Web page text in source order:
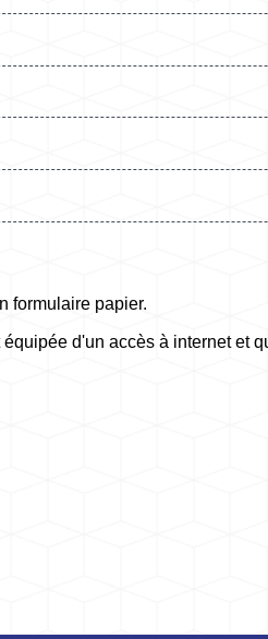
formulaire papier.
d'un accès à internet et